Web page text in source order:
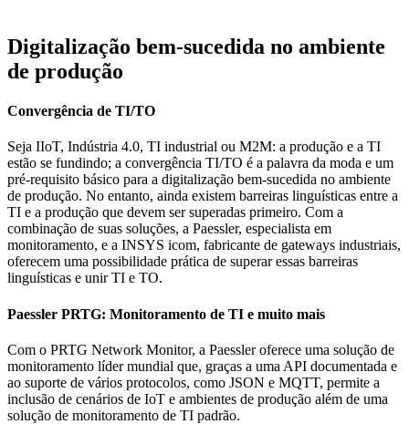
Digitalização bem-sucedida no ambiente
de produção
Convergência de TI/TO
Seja IIoT, Indústria 4.0, TI industrial ou M2M: a produção e a TI
estão se fundindo; a convergência TI/TO é a palavra da moda e um
pré-requisito básico para a digitalização bem-sucedida no ambiente
de produção. No entanto, ainda existem barreiras linguísticas entre a
TI e a produção que devem ser superadas primeiro. Com a
combinação de suas soluções, a Paessler, especialista em
monitoramento, e a INSYS icom, fabricante de gateways industriais,
oferecem uma possibilidade prática de superar essas barreiras
linguísticas e unir TI e TO.
Paessler PRTG: Monitoramento de TI e muito mais
Com o PRTG Network Monitor, a Paessler oferece uma solução de
monitoramento líder mundial que, graças a uma API documentada e
ao suporte de vários protocolos, como JSON e MQTT, permite a
inclusão de cenários de IoT e ambientes de produção além de uma
solução de monitoramento de TI padrão.